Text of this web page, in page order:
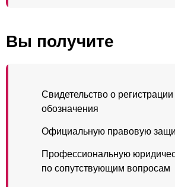
Вы получите
Свидетельство о регистрации
обозначения
Официальную правовую
Профессиональную
по сопутствующим вопросам